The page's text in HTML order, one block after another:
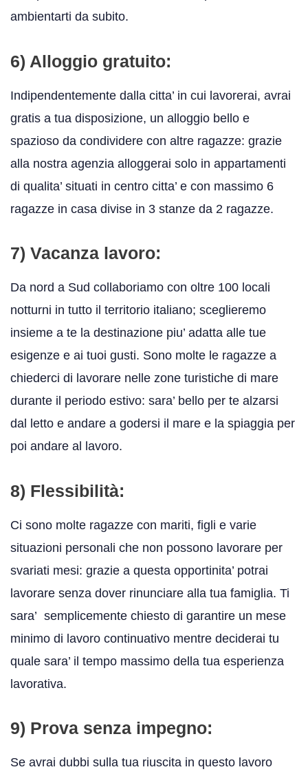
ambientarti da subito.
6) Alloggio gratuito:
Indipendentemente dalla citta’ in cui lavorerai, avrai
gratis a tua disposizione, un alloggio bello e
spazioso da condividere con altre ragazze: grazie
alla nostra agenzia alloggerai solo in appartamenti
di qualita’ situati in centro citta’ e con massimo 6
ragazze in casa divise in 3 stanze da 2 ragazze.
7) Vacanza lavoro:
Da nord a Sud collaboriamo con oltre 100 locali
notturni in tutto il territorio italiano; sceglieremo
insieme a te la destinazione piu’ adatta alle tue
esigenze e ai tuoi gusti. Sono molte le ragazze a
chiederci di lavorare nelle zone turistiche di mare
durante il periodo estivo: sara’ bello per te alzarsi
dal letto e andare a godersi il mare e la spiaggia per
poi andare al lavoro.
8) Flessibilità:
Ci sono molte ragazze con mariti, figli e varie
situazioni personali che non possono lavorare per
svariati mesi: grazie a questa opportinita’ potrai
lavorare senza dover rinunciare alla tua famiglia. Ti
sara’ semplicemente chiesto di garantire un mese
minimo di lavoro continuativo mentre deciderai tu
quale sara’ il tempo massimo della tua esperienza
lavorativa.
9) Prova senza impegno:
Se avrai dubbi sulla tua riuscita in questo lavoro